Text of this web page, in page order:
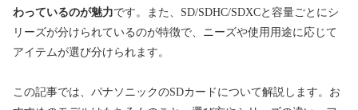
わっているのが魅力です。また、SD/SDHC/SDXCと容量ごとにシ
リーズが分けられているのが特徴で、ニーズや使用用途に応じて
アイテムが選び分けられます。
この記事では、パナソニックのSDカードについて解説します。お